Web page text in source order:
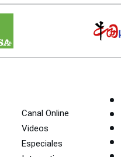
Canal Online
Videos
Especiales